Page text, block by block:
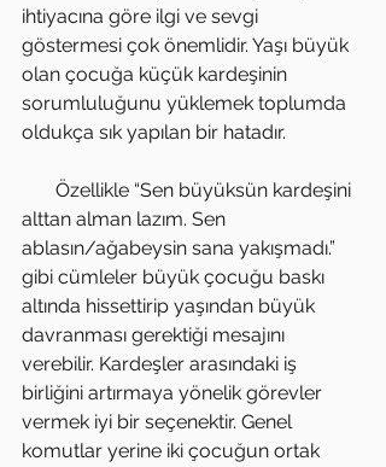
ihtiyacına göre ilgi ve sevgi
göstermesi çok önemlidir. Yaşı büyük
olan çocuğa küçük kardeşinin
sorumluluğunu yüklemek toplumda
oldukça sık yapılan bir hatadır.
alttan alman lazım. Sen
ablasın/ağabeysin sana yakışmadı.”
gibi cümleler büyük çocuğu baskı
altında hissettirip yaşından büyük
davranması gerektiği mesajını
verebilir. Kardeşler arasındaki iş
birliğini artırmaya yönelik görevler
vermek iyi bir seçenektir. Genel
komutlar yerine iki çocuğun ortak